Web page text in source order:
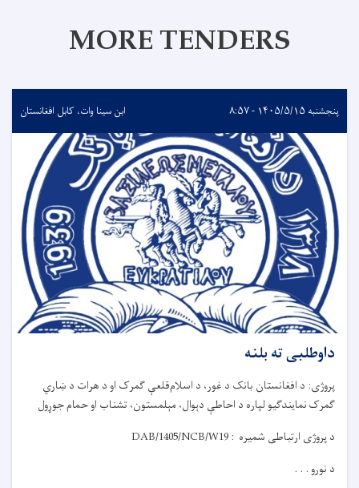
MORE TENDERS
پنجشنبه ۱۴۰۵/۵/۱۵ - ۸:۵۷ ابن سینا وات، کابل افغانستان
داوطلبی ته بلنه
پروژی: د افغانستان بانک د غور، د اسلام‌قلعې ګمرک او د هرات د ښاري
ګمرکنمایندګیولپاره د احاطې دېوال، مېلمستون، تشناب او حمام جوړول
د پروژی ارتباطی شمیره : DAB/1405/NCB/W19
د نورو . . .